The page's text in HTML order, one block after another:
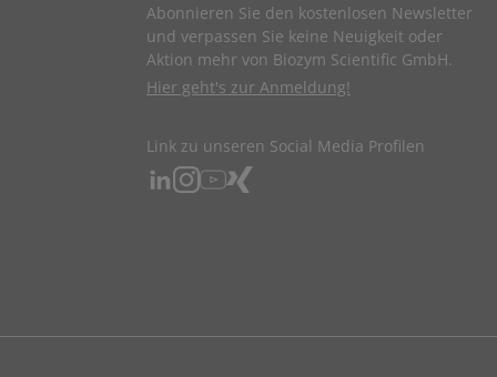
Abonnieren Sie den kostenlosen Newsletter
und verpassen Sie keine Neuigkeit oder
Aktion mehr von Biozym Scientific GmbH.
Hier geht's zur Anmeldung!
Link zu unseren Social Media Profilen